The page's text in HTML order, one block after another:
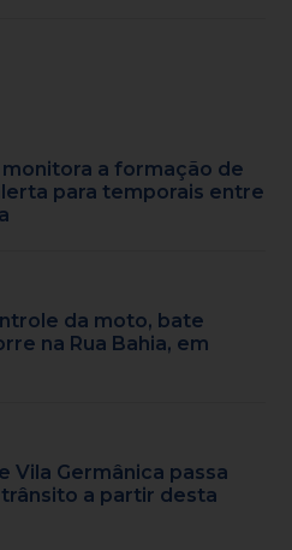
monitora a formação de
para temporais entre
da moto, bate
na Rua Bahia, em
Vila Germânica passa
a partir desta